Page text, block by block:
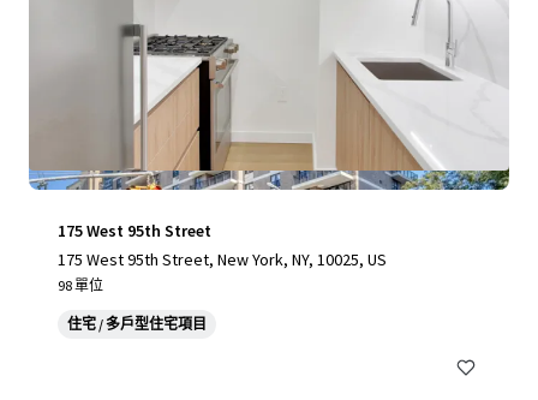
175 West 95th Street
175 West 95th Street, New York, NY, 10025, US
98 單位
住宅 / 多戶型住宅項目